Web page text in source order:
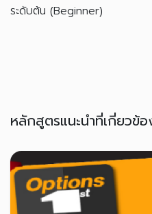
ระดับต้น (Beginner)
หลักสูตรแนะนำที่เกี่ยวข้